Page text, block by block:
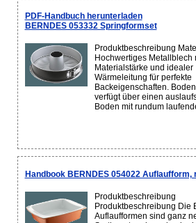
PDF-Handbuch herunterladen
BERNDES 053332 Springformset
Produktbeschreibung
Hochwertiges Metallblech
Materialstärke und idealer
Wärmeleitung für perfekte
Backeigenschaften.
verfügt über einen
Boden mit rundum
Handbook BERNDES 054022 Auflaufform,
Produktbeschreibung
Produktbeschreibung Die
Auflaufformen sind ganz